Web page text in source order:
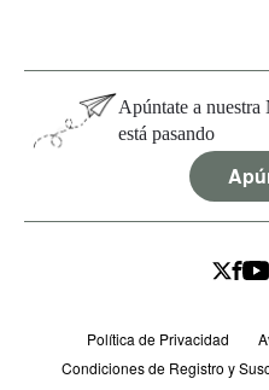
Apúntate a nuestra
está pasando
Política de Privacidad
Condiciones de Registro y